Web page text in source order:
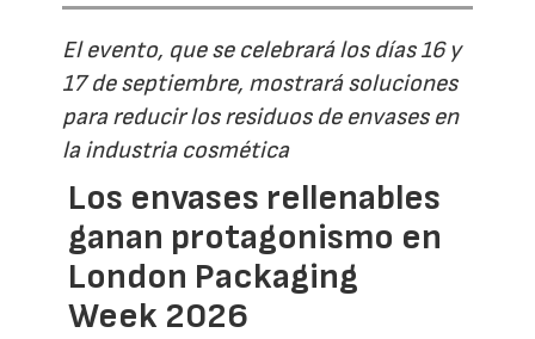
El evento, que se celebrará los días 16 y
17 de septiembre, mostrará soluciones
para reducir los residuos de envases en
la industria cosmética
Los envases rellenables
ganan protagonismo en
London Packaging
Week 2026